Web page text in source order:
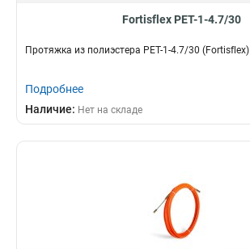
Fortisflex PET-1-4.7/30
Протяжка из полиэстера PET-1-4.7/30 (Fortisflex)
Подробнее
Наличие: Нет на складе